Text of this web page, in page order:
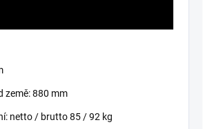
země: 880 mm
netto / brutto 85 / 92 kg